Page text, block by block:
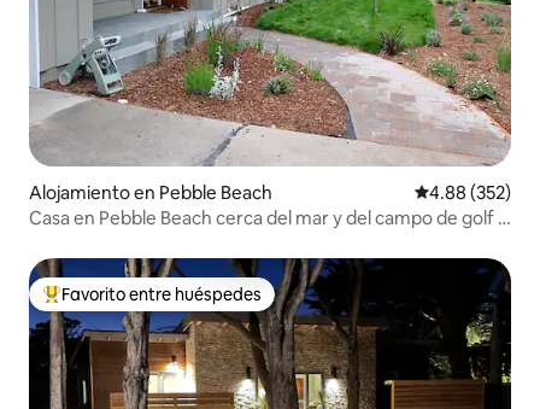
Alojamiento en Pebble Beach Calificación
4.88 (352)
Casa en Pebble Beach cerca del mar y del campo de golf a
Favorito entre huéspedes preferido
Favorito entre huéspedes